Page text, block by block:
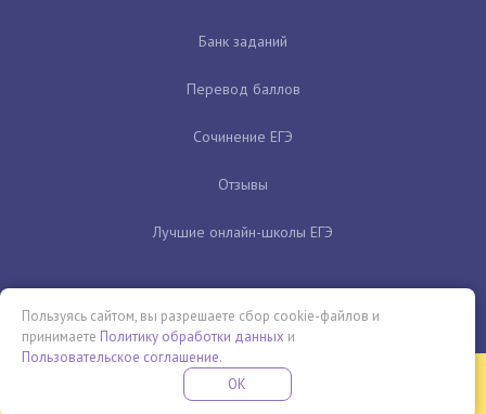
Банк заданий
Перевод баллов
Сочинение ЕГЭ
Отзывы
Лучшие онлайн-школы ЕГЭ
Бесплатная летняя школа
ПРОВЕДИ ЭТО ЛЕТО С ПОЛЬЗОЙ
Пользуясь сайтом, вы разрешаете сбор cookie-файлов и
принимаете Политику обработки данных и
Пользовательское соглашение.
OK